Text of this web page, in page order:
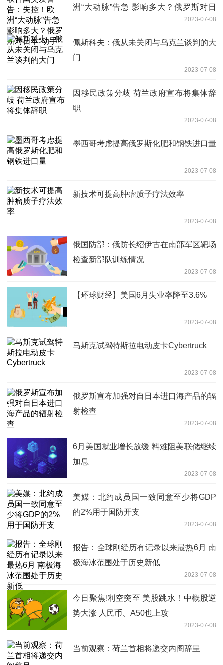
洲“大动脉”告急 影响多大？俄罗斯对日
2023-07-08
佩斯科夫：俄从未关闭与乌克兰谈判的大
门
2023-07-08
因移民政策分歧 荷兰政府宣布将集体辞
职
2023-07-08
墨西哥考虑提高俄罗斯化肥和钢铁进口量
2023-07-08
新技术可提高肿瘤质子疗法效率
2023-07-08
俄国防部：俄防长绍伊古在南部军区靶场
检查新部队训练情况
2023-07-08
【环球财经】美国6月失业率降至3.6%
2023-07-08
马斯克试驾特斯拉电动皮卡Cybertruck
2023-07-08
俄罗斯宣布加强对自日本进口海产品的辐
射检查
2023-07-08
6月美国就业增长放缓 料难阻美联储继续
加息
2023-07-08
美媒：北约成员国一致同意至少将GDP
的2%用于国防开支
2023-07-08
报告：全球刚经历有记录以来最热6月 南
极海冰范围处于历史新低
2023-07-08
今日聚焦!利空突至 美股跳水！中概股逆
势大涨 人民币、A50也上攻
2023-07-08
当前观察：荷兰首相将递交内阁辞呈